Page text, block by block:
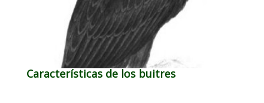
Características de los buitres